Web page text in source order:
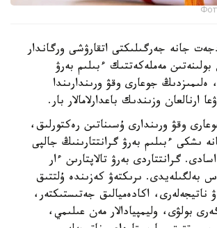
جانە جەرگىلىكتى اتقارۋشى ورگاندار
مەملەكەتتىك ءبىلىم بەرۋ
ەلىمىزدىڭ جوعارى وقۋ ورىندارىندا
ارنالعان وزىندىك باعدارلامالار بار.
جوعارى وقۋ ورىندارى ۇسىناتىن رەكتورلىق،
ىشكى ءبىلىم بەرۋ گرانتتارىنىڭ جالپى
گرانتتاردى بەرۋ تالاپتارىن ءار
بەلگىلەيدى. ىرىكتەۋ كەزىندە ۇلتتىق
ناتيجەلەرى، اكادەميالىق جەتىستىكتەر،
بولۋى، وليمپيادالار مەن عىلىمي،